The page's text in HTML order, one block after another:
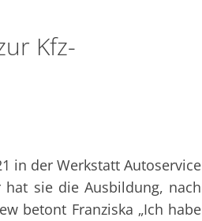
Kfz-
in der Werkstatt Autoservice
hat sie die Ausbildung, nach
betont Franziska „Ich habe